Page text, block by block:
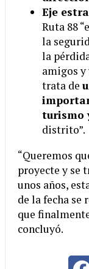
Eje
Ruta 88
la
la
amigos y
trata de
turismo
distrito”.
“Queremos
proyecte y se
unos años,
de la fecha se
que
concluyó.